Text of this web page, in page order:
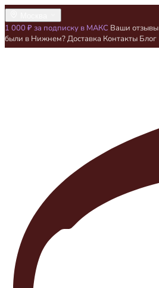
1 000 ₽ за подписку в МАКС Ваши отзывы
были в Нижнем?Доставка Контакты Блог